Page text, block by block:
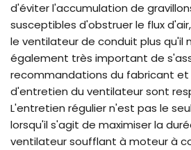
d'éviter l'accumulation de
susceptibles d'obstruer le flux
le ventilateur de conduit plus qu'il
également très important de
recommandations du fabricant et
d'entretien du ventilateur sont
L'entretien régulier n'est pas le
lorsqu'il s'agit de maximiser la
ventilateur soufflant à moteur à